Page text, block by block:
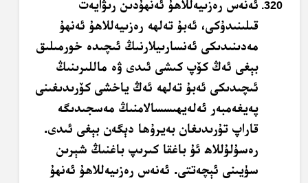
ئەنەس رەزىيەللاھۇ ئەنھۇدىن رىۋايەت
قىلىنىدۇكى، ئەبۇ تەلھە رەزىيەللاھۇ ئەنھۇ
مەدىنىدىكى ئەنسارىيلارنىڭ ئىچىدە خورمىلىق
بېغى ئەڭ كۆپ كىشى ئىدى ۋە ماللىرىنىڭ
ئىچىدىكى ئەبۇ تەلھە ئەڭ ياخشى كۆرىدىغىنى
پەيغەمبەر ئەلەيھىسسالامنىڭ مەسجىدىگە
قاراپ تۇرىدىغان بەيرۇھا دېگەن بېغى ئىدى.
رەسۇلۇللاھ ئۇ باغقا كىرىپ باغنىڭ شېرىن
سۈيىنى ئېچەتتى. ئەنەس رەزىيەللاھۇ ئەنھۇ